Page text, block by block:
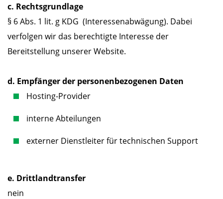
c. Rechtsgrundlage
§ 6 Abs. 1 lit. g KDG (Interessenabwägung). Dabei
verfolgen wir das berechtigte Interesse der
Bereitstellung unserer Website.
d. Empfänger der personenbezogenen Daten
Hosting-Provider
interne Abteilungen
externer Dienstleiter für technischen Support
e. Drittlandtransfer
nein